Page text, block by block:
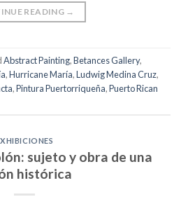
READING →
Abstract Painting,Betances Gallery,
,Hurricane María,Ludwig Medina Cruz,
,Pintura Puertorriqueña,Puerto Rican
sujeto y obra de una
histórica